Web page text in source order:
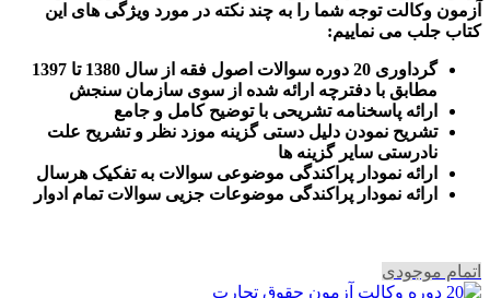
آزمون وکالت توجه شما را به چند نکته در مورد ویژگی های این
کتاب جلب می نماییم:
گرداوری 20 دوره سوالات اصول فقه از سال 1380 تا 1397
مطابق با دفترچه ارائه شده از سوی سازمان سنجش
ارائه پاسخنامه تشریحی با توضیح کامل و جامع
تشریح نمودن دلیل دستی گزینه موزد نظر و تشریح علت
نادرستی سایر گزینه ها
ارائه نمودار پراکندگی موضوعی سوالات به تفکیک هرسال
رائه نمودار پراکندگی موضوعات جزیی سوالات تمام ادوار
اتمام موجودی